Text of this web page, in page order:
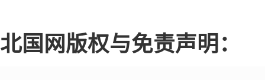
北国网版权与免责声明：